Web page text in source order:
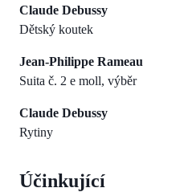
Claude Debussy
Dětský koutek
Jean-Philippe Rameau
Suita č. 2 e moll, výběr
Claude Debussy
Rytiny
Účinkující